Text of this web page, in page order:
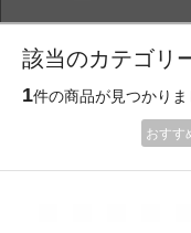
該当のカテゴリ
1件の商品が見つかりま
おすす